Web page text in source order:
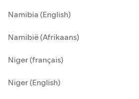
Namibia (English)
Namibië (Afrikaans)
Niger (français)
Niger (English)